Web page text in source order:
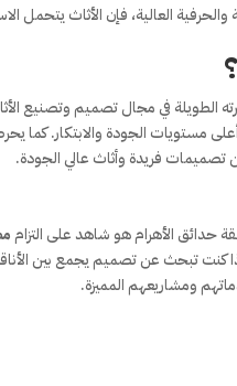
العالية، فإن الأثاث يتحمل
الطويلة في مجال تصميم وتصنيع
أعلى مستويات الجودة والابتكار.
تصميمات فريدة وأثاث عالي الجودة.
الأهرام هو شاهد على التزام
كنت تبحث عن تصميم يجمع بين
ومشاريعهم المميزة.